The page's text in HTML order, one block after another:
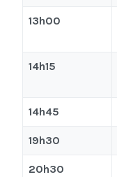
13h00
14h15
14h45
19h30
20h30